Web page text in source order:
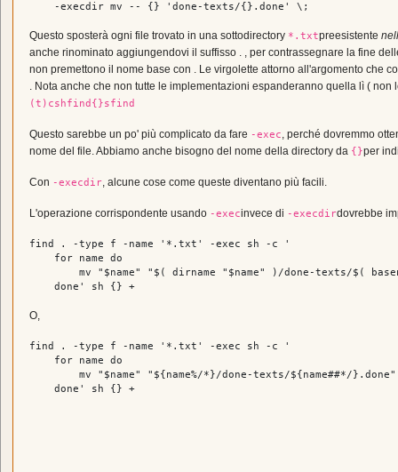
    -execdir
mv -- {} 'done-texts/{}.done'
Questo sposterà ogni file trovato in una sottodirectory *.txtpreesistente
anche rinominato aggiungendovi il suffisso . , per contrassegnare la fine
non premettono il nome base con . Le virgolette attorno all'argomento che
. Nota anche che non tutte le implementazioni espanderanno quella lì ( non
(t)cshfind {}sfind
Questo sarebbe un po' più complicato da fare -exec, perché dovremmo
nome del file. Abbiamo anche bisogno del nome della directory da {}per
Con -execdir, alcune cose come queste diventano più facili.
L'operazione corrispondente usando -execinvece di -execdirdovrebbe
find . -type f -name '*.txt' -exec sh -c
'
    for name do
mv "$name" "$( dirname "$name" )/done-texts/$(
    done'
O,
find . -type f -name '*.txt' -exec sh -c
'
    for name do
        mv "$name" "${name%/*}/done-texts/${name##*/}.done"
    done'